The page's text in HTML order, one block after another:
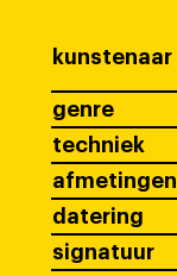
kunstenaar
genre
techniek
afmetingen
datering
signatuur